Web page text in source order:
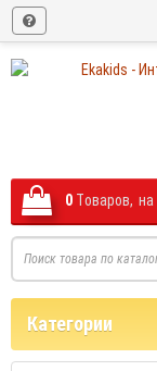
0 Tоваров, на
Категории